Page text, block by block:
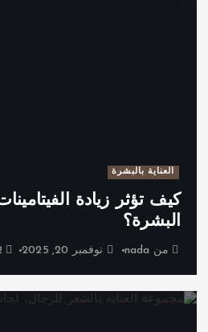
العناية بالبشرة
كيف تؤثر زيادة
البشرة؟
من nada نوفمبر 20, 2025 2 views